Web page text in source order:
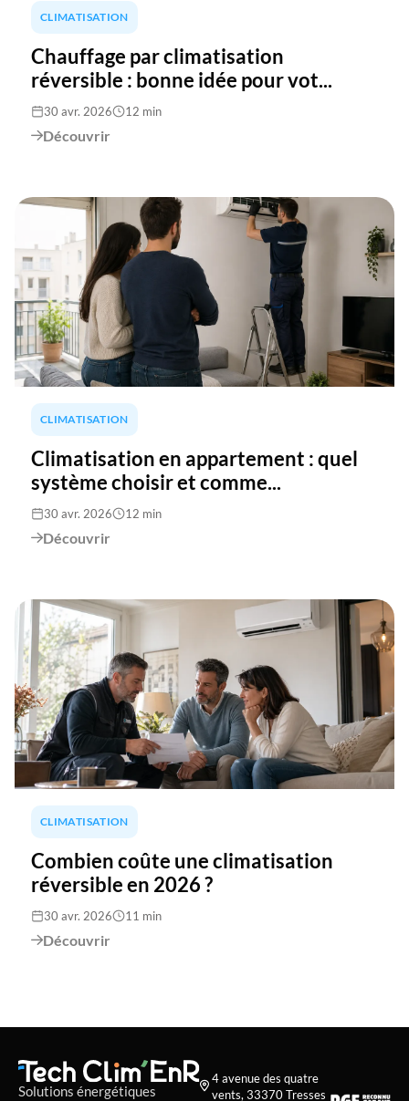
CLIMATISATION
Chauffage par climatisation
réversible : bonne idée pour vot...
30 avr. 2026 12 min
Découvrir
CLIMATISATION
Climatisation en appartement : quel
système choisir et comme...
30 avr. 2026 12 min
Découvrir
CLIMATISATION
Combien coûte une climatisation
réversible en 2026 ?
30 avr. 2026 11 min
Découvrir
Solutions énergétiques

4 avenue des quatre
vents, 33370 Tresses